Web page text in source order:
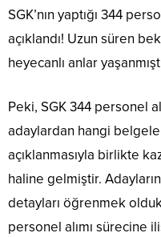
SGK’nın yaptığı 344
açıklandı! Uzun süren
heyecanlı anlar
Peki, SGK 344 personel
adaylardan hangi
açıklanmasıyla birlikte
haline gelmiştir.
detayları öğrenmek
personel alımı sürecine